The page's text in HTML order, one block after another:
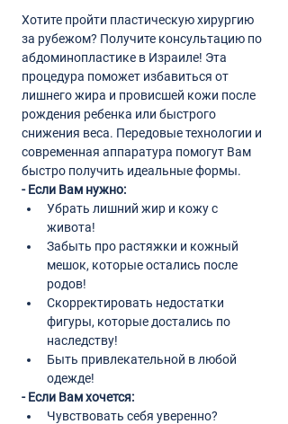
Хотите пройти пластическую хирургию
за рубежом? Получите консультацию по
абдоминопластике в Израиле! Эта
процедура поможет избавиться от
лишнего жира и провисшей кожи после
рождения ребенка или быстрого
снижения веса. Передовые технологии и
современная аппаратура помогут Вам
быстро получить идеальные формы.
- Если Вам нужно:
Убрать лишний жир и кожу с
живота!
Забыть про растяжки и кожный
мешок, которые остались после
родов!
Скорректировать недостатки
фигуры, которые достались по
наследству!
Быть привлекательной в любой
одежде!
- Если Вам хочется:
Чувствовать себя уверенно?